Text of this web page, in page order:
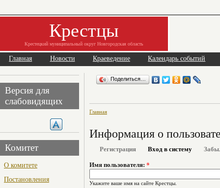
Крестцы
Крестецкий муниципальный округ Новгородская область
Главная Новости Краеведение Календарь событий
Версия для
слабовидящих
Комитет
О комитете
Постановления
Поделиться…
Главная
Информация о
Регистрация Вход в систему
Имя пользователя: *
Укажите ваше имя на сайте Крестцы.